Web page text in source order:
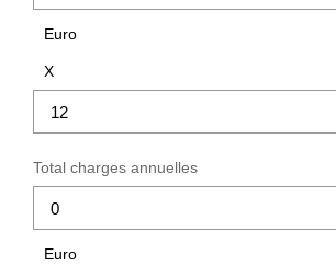
Euro
X
Total charges annuelles
Euro